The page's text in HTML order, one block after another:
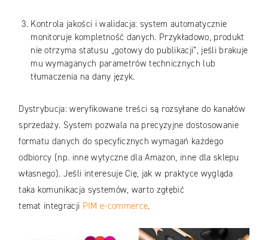
Kontrola jakości i walidacja: system automatycznie
monitoruje kompletność danych. Przykładowo, produkt
nie otrzyma statusu „gotowy do publikacji”, jeśli brakuje
mu wymaganych parametrów technicznych lub
tłumaczenia na dany język.
Dystrybucja: weryfikowane treści są rozsyłane do kanałów
sprzedaży. System pozwala na precyzyjne dostosowanie
formatu danych do specyficznych wymagań każdego
odbiorcy (np. inne wytyczne dla Amazon, inne dla sklepu
własnego). Jeśli interesuje Cię, jak w praktyce wygląda
taka komunikacja systemów, warto zgłębić
temat integracji PIM e-commerce.